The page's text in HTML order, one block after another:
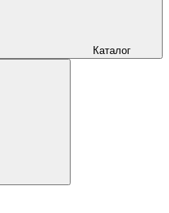
Каталог